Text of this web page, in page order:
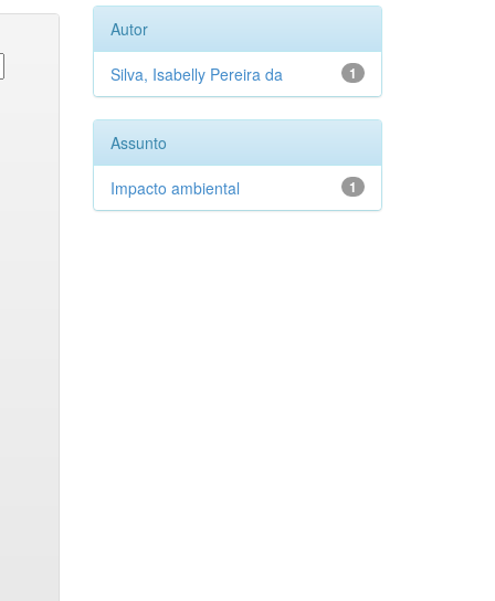
Autor
1
Silva, Isabelly Pereira da
Assunto
1
Impacto ambiental